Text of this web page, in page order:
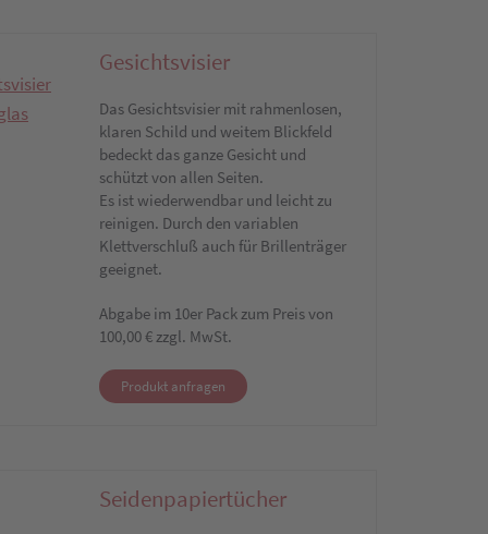
Gesichtsvisier
Das Gesichtsvisier mit rahmenlosen,
klaren Schild und weitem Blickfeld
bedeckt das ganze Gesicht und
schützt von allen Seiten.
Es ist wiederwendbar und leicht zu
reinigen. Durch den variablen
Klettverschluß auch für Brillenträger
geeignet.
Abgabe im 10er Pack zum Preis von
100,00 € zzgl. MwSt.
Produkt anfragen
Seidenpapiertücher